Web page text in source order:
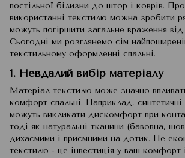
постільної білизни до штор і коврів.
використанні текстилю можна зробити
можуть погіршити загальне враження від
Сьогодні ми розглянемо сім
текстильному оформленні спальні.
1. Невдалий вибір матеріалу
Матеріал текстилю може значно
комфорт спальні. Наприклад, синтетичні
можуть викликати дискомфорт при
тоді як натуральні тканини (бавовна,
дихаємими і приємними на дотик. Не
текстилю - це інвестиція у ваш комфорт